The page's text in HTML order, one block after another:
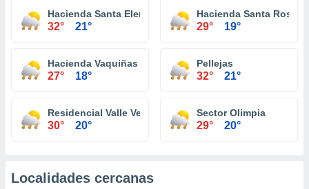
Hacienda Santa Elena
32° 21°
Hacienda Santa Rosa
29° 19°
Hacienda Vaquiñas
27° 18°
Pellejas
32° 21°
Residencial Valle Verde
30° 20°
Sector Olimpia
29° 20°
Localidades cercanas